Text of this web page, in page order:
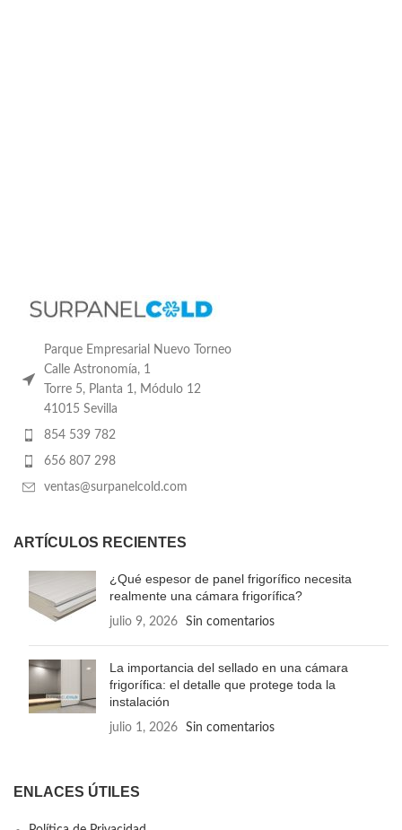
Parque Empresarial Nuevo Torneo
Calle Astronomía, 1
Torre 5, Planta 1, Módulo 12
41015 Sevilla
854 539 782
656 807 298
ventas@surpanelcold.com
ARTÍCULOS RECIENTES
¿Qué espesor de panel frigorífico necesita
realmente una cámara frigorífica?
julio 9, 2026 Sin comentarios
La importancia del sellado en una cámara
frigorífica: el detalle que protege toda la
instalación
julio 1, 2026 Sin comentarios
ENLACES ÚTILES